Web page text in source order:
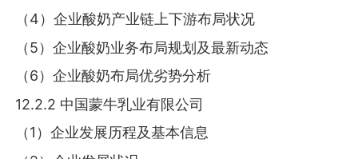
（4）企业酸奶产业链上下游布局状况
（5）企业酸奶业务布局规划及最新动态
（6）企业酸奶布局优劣势分析
12.2.2 中国蒙牛乳业有限公司
（1）企业发展历程及基本信息